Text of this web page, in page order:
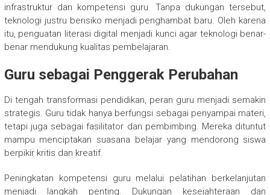
infrastruktur dan kompetensi guru. Tanpa dukungan tersebut,
teknologi justru berisiko menjadi penghambat baru. Oleh karena
itu, penguatan literasi digital menjadi kunci agar teknologi benar-
benar mendukung kualitas pembelajaran.
Guru sebagai Penggerak Perubahan
Di tengah transformasi pendidikan, peran guru menjadi semakin
strategis. Guru tidak hanya berfungsi sebagai penyampai materi,
tetapi juga sebagai fasilitator dan pembimbing. Mereka dituntut
mampu menciptakan suasana belajar yang mendorong siswa
berpikir kritis dan kreatif.
Peningkatan kompetensi guru melalui pelatihan berkelanjutan
menjadi langkah penting. Dukungan kesejahteraan dan